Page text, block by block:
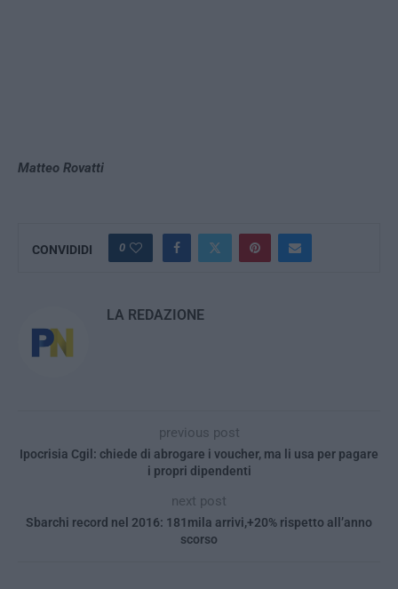
Matteo Rovatti
CONVIDIDI 0
LA REDAZIONE
previous post
Ipocrisia Cgil: chiede di abrogare i voucher, ma li usa per pagare
i propri dipendenti
next post
Sbarchi record nel 2016: 181mila arrivi,+20% rispetto all’anno
scorso